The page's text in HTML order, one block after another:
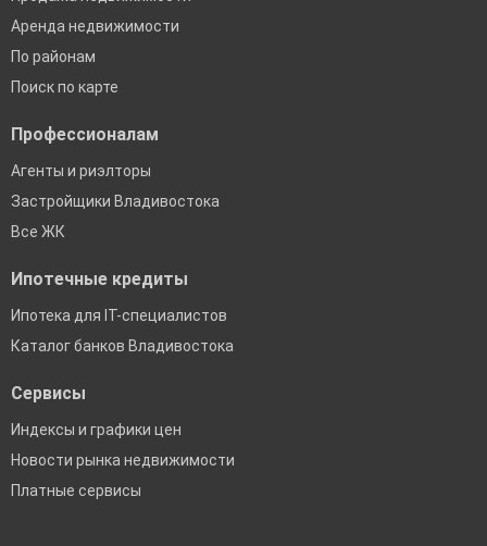
Аренда недвижимости
По районам
Поиск по карте
Профессионалам
Агенты и риэлторы
Застройщики Владивостока
Все ЖК
Ипотечные кредиты
Ипотека для IT-специалистов
Каталог банков Владивостока
Сервисы
Индексы и графики цен
Новости рынка недвижимости
Платные сервисы